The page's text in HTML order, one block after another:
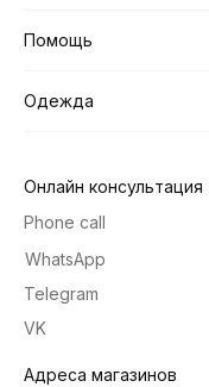
Помощь
Одежда
Онлайн консультация
Адреса магазинов
WhatsApp
Telegram
VK
Phone call